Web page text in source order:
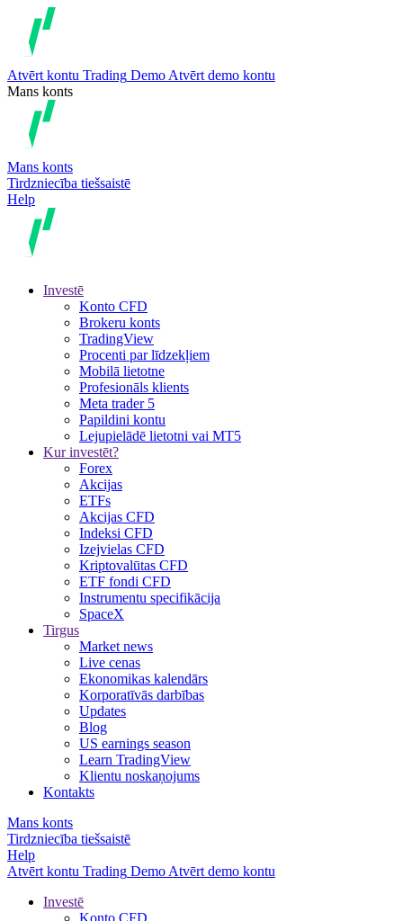
Atvērt kontu Trading Demo Atvērt demo kontu
Mans konts
Mans konts
Tirdzniecība tiešsaistē
Help
Investē
Konto CFD
Brokeru konts
TradingView
Procenti par līdzekļiem
Mobilā lietotne
Profesionāls klients
Meta trader 5
Papildini kontu
Lejupielādē lietotni vai MT5
Kur investēt?
Forex
Akcijas
ETFs
Akcijas CFD
Indeksi CFD
Izejvielas CFD
Kriptovalūtas CFD
ETF fondi CFD
Instrumentu specifikācija
SpaceX
Tirgus
Market news
Live cenas
Ekonomikas kalendārs
Korporatīvās darbības
Updates
Blog
US earnings season
Learn TradingView
Klientu noskaņojums
Kontakts
Mans konts
Tirdzniecība tiešsaistē
Help
Atvērt kontu Trading Demo Atvērt demo kontu
Investē
Konto CFD